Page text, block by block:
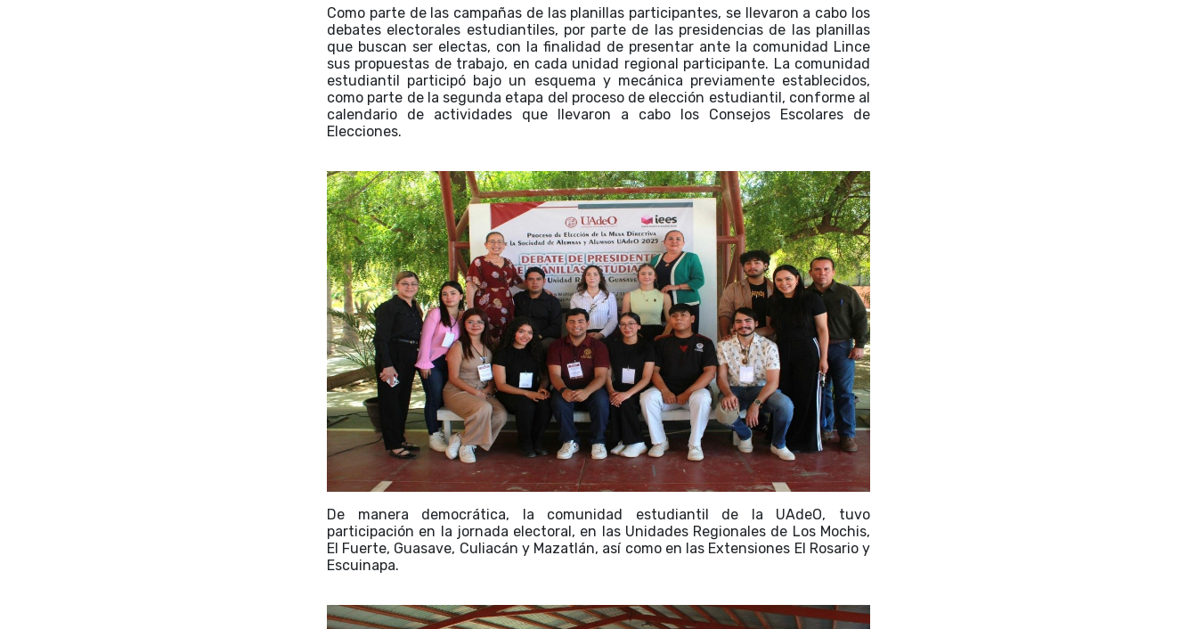
Como parte de las campañas de las planillas participantes, se llevaron a cabo los
debates electorales estudiantiles, por parte de las presidencias de las planillas
que buscan ser electas, con la finalidad de presentar ante la comunidad Lince
sus propuestas de trabajo, en cada unidad regional participante. La comunidad
estudiantil participó bajo un esquema y mecánica previamente establecidos,
como parte de la segunda etapa del proceso de elección estudiantil, conforme al
calendario de actividades que llevaron a cabo los Consejos Escolares de
Elecciones.
De manera democrática, la comunidad estudiantil de la UAdeO, tuvo
participación en la jornada electoral, en las Unidades Regionales de Los Mochis,
El Fuerte, Guasave, Culiacán y Mazatlán, así como en las Extensiones El Rosario y
Escuinapa.